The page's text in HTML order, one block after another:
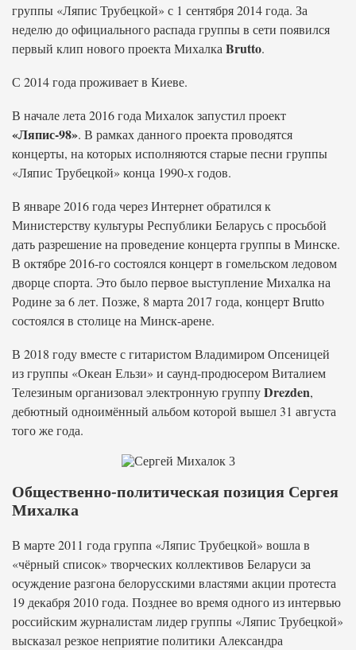
группы «Ляпис Трубецкой» с 1 сентября 2014 года. За
неделю до официального распада группы в сети появился
первый клип нового проекта Михалка Brutto.
С 2014 года проживает в Киеве.
В начале лета 2016 года Михалок запустил проект
«Ляпис-98». В рамках данного проекта проводятся
концерты, на которых исполняются старые песни группы
«Ляпис Трубецкой» конца 1990-х годов.
В январе 2016 года через Интернет обратился к
Министерству культуры Республики Беларусь с просьбой
дать разрешение на проведение концерта группы в Минске.
В октябре 2016-го состоялся концерт в гомельском ледовом
дворце спорта. Это было первое выступление Михалка на
Родине за 6 лет. Позже, 8 марта 2017 года, концерт Brutto
состоялся в столице на Минск-арене.
В 2018 году вместе с гитаристом Владимиром Опсеницей
из группы «Океан Ельзи» и саунд-продюсером Виталием
Телезиным организовал электронную группуDrezden,
дебютный одноимённый альбом которой вышел 31 августа
того же года.
Общественно-политическая позиция Сергея
Михалка
В марте 2011 года группа «Ляпис Трубецкой» вошла в
«чёрный список» творческих коллективов Беларуси за
осуждение разгона белорусскими властями акции протеста
19 декабря 2010 года. Позднее во время одного из интервью
российским журналистам лидер группы «Ляпис Трубецкой»
высказал резкое неприятие политики Александра